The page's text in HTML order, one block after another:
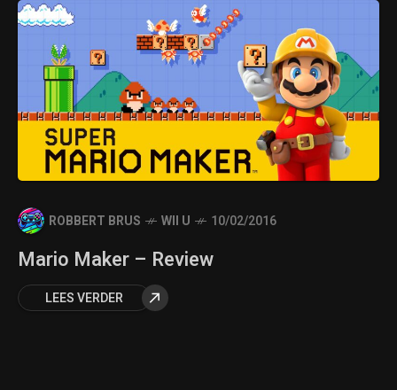
ROBBERT BRUS WII U 10/02/2016
Mario Maker – Review
LEES VERDER